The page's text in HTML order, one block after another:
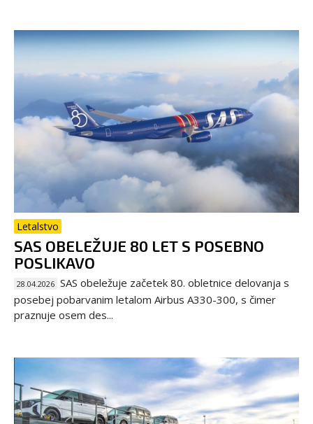
Letalstvo
SAS OBELEŽUJE 80 LET S POSEBNO
POSLIKAVO
28.04.2026 SAS obeležuje začetek 80. obletnice delovanja s
posebej pobarvanim letalom Airbus A330-300, s čimer
praznuje osem des...